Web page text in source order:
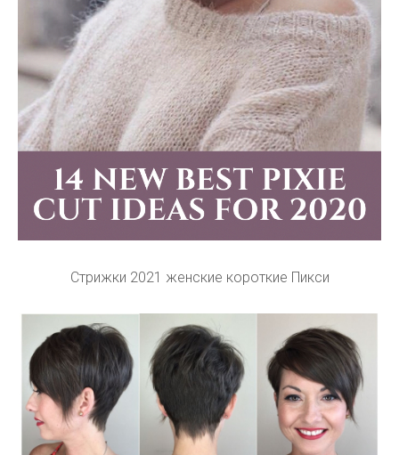
Стрижки 2021 женские короткие Пикси